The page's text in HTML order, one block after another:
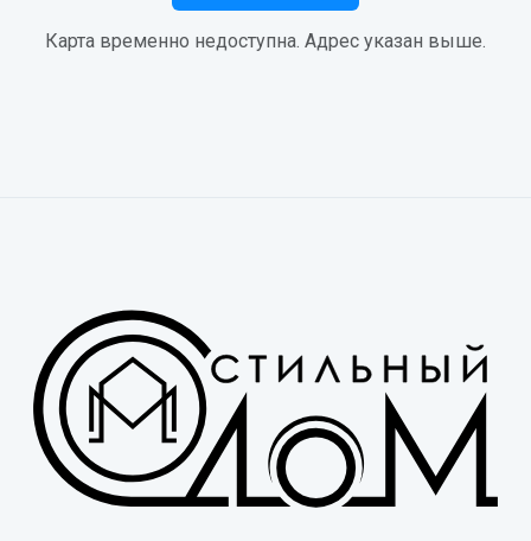
Карта временно недоступна. Адрес указан выше.